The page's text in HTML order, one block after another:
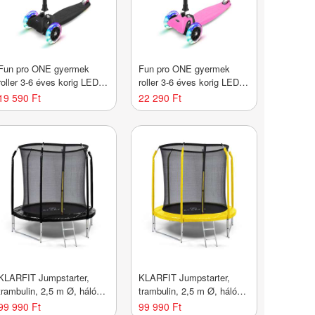
pro ONE gyermek
3-6 éves korig LED
összecsukható 50
ig állítható magasságú
590 Ft
Fun pro ONE gyermek
roller 3-6 éves korig LED
kerekek összecsukható 50
kg-ig állítható magasságú
22 290 Ft
Jumpstarter,
2,5 m Ø, háló
kg max., 195 cm Ø
990 Ft
KLARFIT Jumpstarter,
trambulin, 2,5 m Ø, háló
120 kg max., 195 cm Ø
99 990 Ft